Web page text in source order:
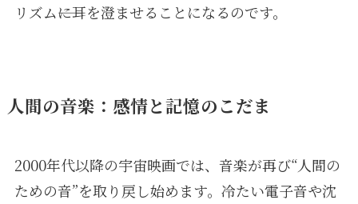
リズム――に耳を澄ませることになるのです。
人間の音楽：感情と記憶のこだま
2000年代以降の宇宙映画では、音楽が再び“人間の
ための音”を取り戻し始めます。冷たい電子音や沈